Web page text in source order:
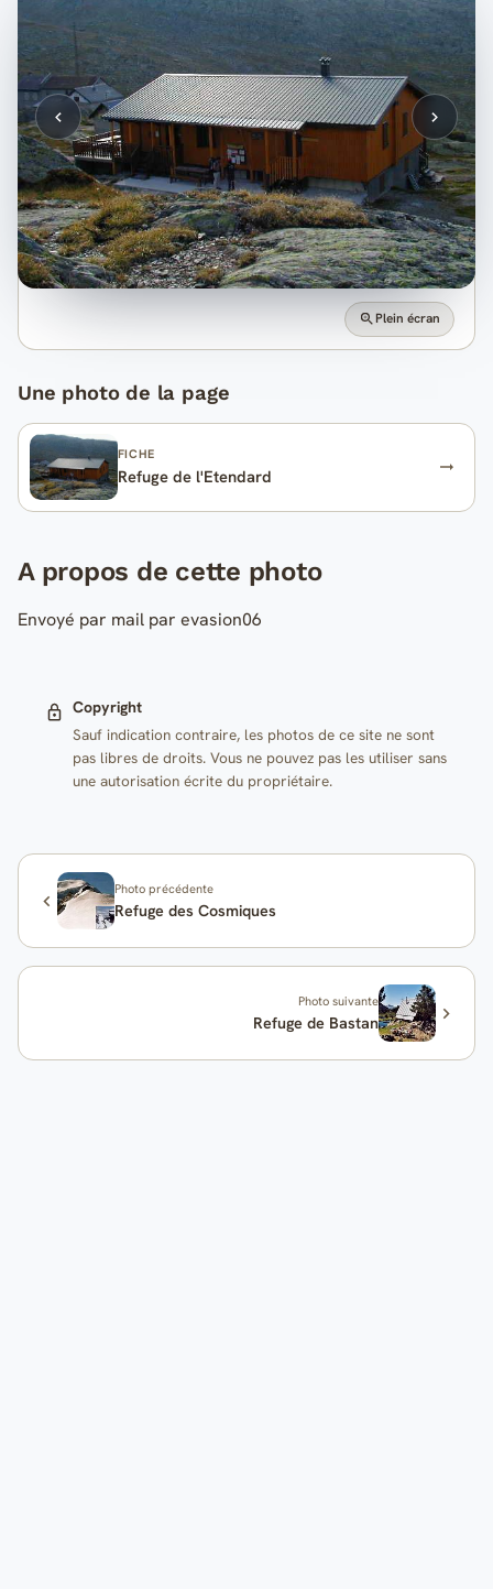
Plein écran
Une photo de la page
FICHE
Refuge de l'Etendard
A propos de cette photo
Envoyé par mail par evasion06
Copyright
Sauf indication contraire, les photos de ce site ne sont
pas libres de droits. Vous ne pouvez pas les utiliser sans
une autorisation écrite du propriétaire.
Photo précédente
Refuge des Cosmiques
Photo suivante
Refuge de Bastan